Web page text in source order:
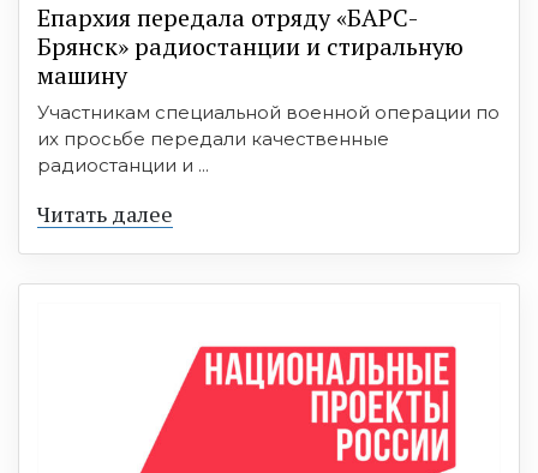
Епархия передала отряду «БАРС-
Брянск» радиостанции и стиральную
машину
Участникам специальной военной операции по
их просьбе передали качественные
радиостанции и ...
Читать далее